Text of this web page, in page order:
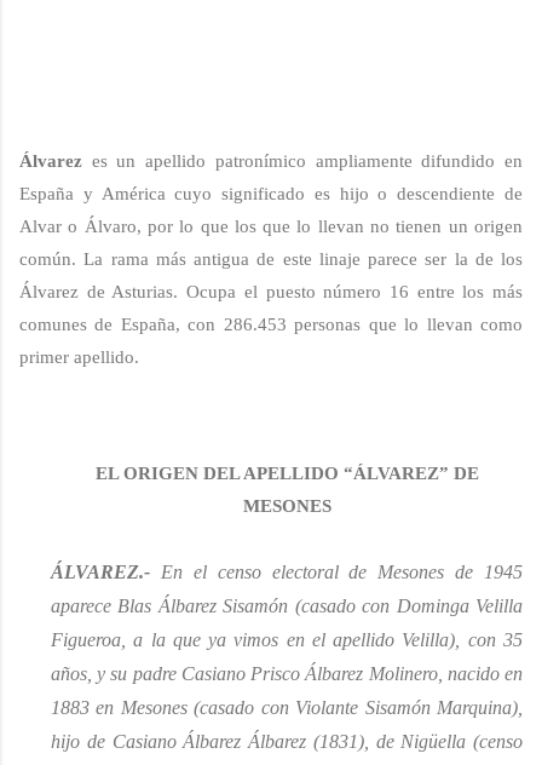
Álvarez es un apellido patronímico ampliamente difundido en
España y América cuyo significado es hijo o descendiente de
Alvar o Álvaro, por lo que los que lo llevanno tienen un origen
común. La rama más antigua de este linaje parece ser la de los
Álvarez de Asturias. Ocupa el puestonúmero 16 entre los más
comunes de España, con 286.453personas que lo llevan como
primer apellido.
EL ORIGEN DEL APELLIDO “ÁLVAREZ” DE
MESONES
ÁLVAREZ.- En el censo electoral de Mesones de 1945
aparece Blas Álbarez Sisamón (casado con Dominga Velilla
Figueroa, a la que ya vimos en el apellido Velilla) , con 35
años, y su padre Casiano PriscoÁlbarez Molinero, nacido en
1883 en Mesones (casado con Violante Sisamón Marquina),
hijo de CasianoÁlbarez Álbarez (1831), de Nigüella (censo